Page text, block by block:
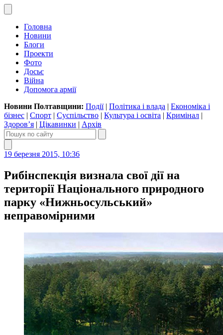
Головна
Новини
Блоги
Проекти
Фото
Досьє
Війна
Допомога армії
Новини Полтавщини: Події| Політика і влада | Економіка і
бізнес | Спорт | Суспільство | Культура і освіта | Кримінал |
Здоров’я | Цікавинки | Архів
19 березня 2015, 10:36
Рибінспекція визнала свої дії на
території Національного природного
парку «Нижньосульський»
неправомірними